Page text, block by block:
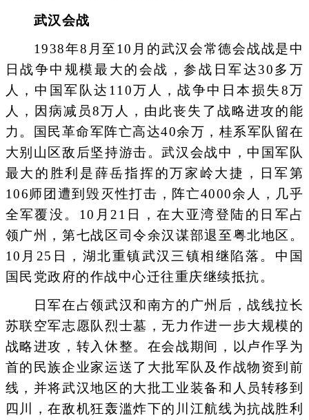
武汉会战
1938年8月至10月的武汉会常德会战战是中
日战争中规模最大的会战，参战日军达30多万
人，中国军队达110万人，战争中日本损失8万
人，因病减员8万人，由此丧失了战略进攻的能
力。国民革命军阵亡高达40余万，桂系军队留在
大别山区敌后坚持游击。武汉会战中，中国军队
最大的胜利是薛岳指挥的万家岭大捷，日军第
106师团遭到毁灭性打击，阵亡4000余人，几乎
全军覆没。10月21日，在大亚湾登陆的日军占
领广州，第七战区司令余汉谋部退至粤北地区。
10月25日，湖北重镇武汉三镇相继陷落。中国
国民党政府的作战中心迁往重庆继续抵抗。
日军在占领武汉和南方的广州后，战线拉长
苏联空军志愿队烈士墓，无力作进一步大规模的
战略进攻，转入休整。在会战期间，以卢作孚为
首的民族企业家运送了大批军队及作战物资到前
线，并将武汉地区的大批工业装备和人员转移到
四川，在敌机狂轰滥炸下的川江航线为抗战胜利